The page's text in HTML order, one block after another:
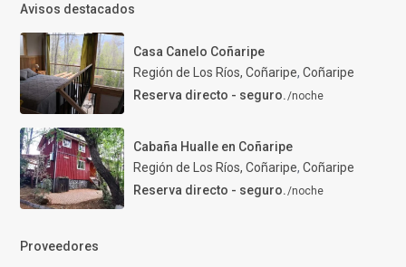
Avisos destacados
Casa Canelo Coñaripe
Región de Los Ríos, Coñaripe, Coñaripe
Reserva directo - seguro./noche
Cabaña Hualle en Coñaripe
Región de Los Ríos, Coñaripe, Coñaripe
Reserva directo - seguro./noche
Proveedores